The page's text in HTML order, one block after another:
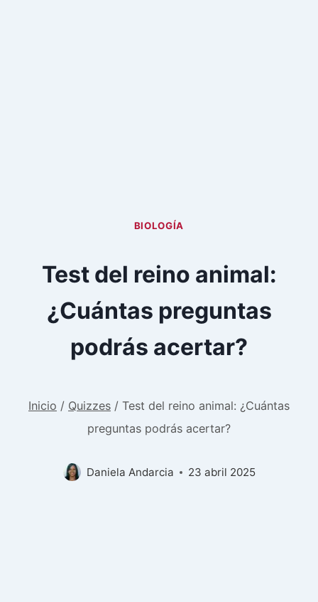
BIOLOGÍA
Test del reino animal:
¿Cuántas preguntas
podrás acertar?
Inicio / Quizzes / Test del reino animal: ¿Cuántas
preguntas podrás acertar?
Daniela Andarcia 23 abril 2025